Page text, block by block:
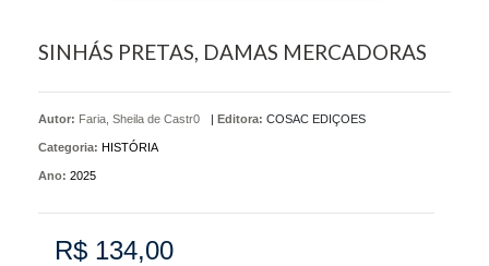
SINHÁS PRETAS, DAMAS MERCADORAS
Autor: Faria, Sheila de Castr0 | Editora: COSAC EDIÇOES
Categoria: HISTÓRIA
Ano: 2025
R$ 134,00